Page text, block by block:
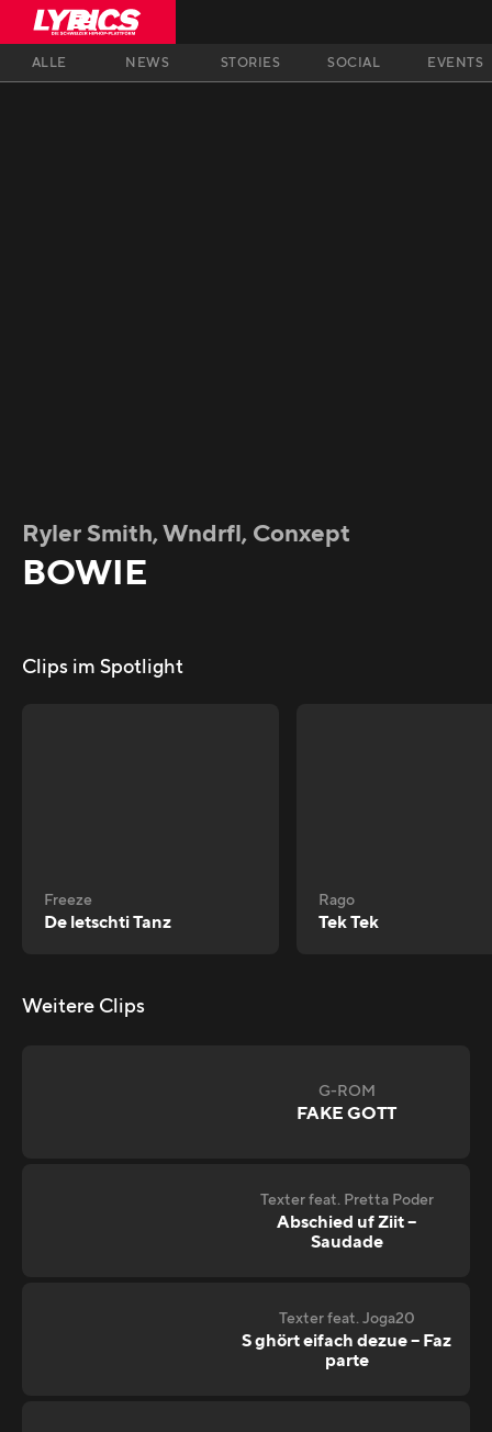
ALLE NEWS STORIES SOCIAL EVENTS
Ryler Smith, Wndrfl, Conxept
BOWIE
Clips im Spotlight
Freeze
De letschti Tanz
Rago
Tek Tek
Weitere Clips
G-ROM
FAKE GOTT
Texter feat. Pretta Poder
Abschied uf Ziit –
Saudade
Texter feat. Joga20
S ghört eifach dezue – Faz
parte